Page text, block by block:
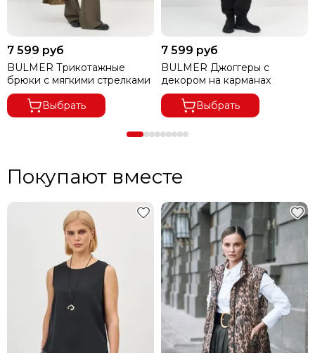
ЗАКАЗА МЕНЕЕ 8000 РУБ.,
ПОЛУЧАТЕЛЬ ОПЛАЧИВАЕТ
ДОСТАВКУ 100%.
7 599 руб
BULMER Трикотажные
брюки с мягкими стрелками
Выбрать
7 599 руб
BULMER Джоггеры с
декором на карманах
Выбрать
Покупают вместе